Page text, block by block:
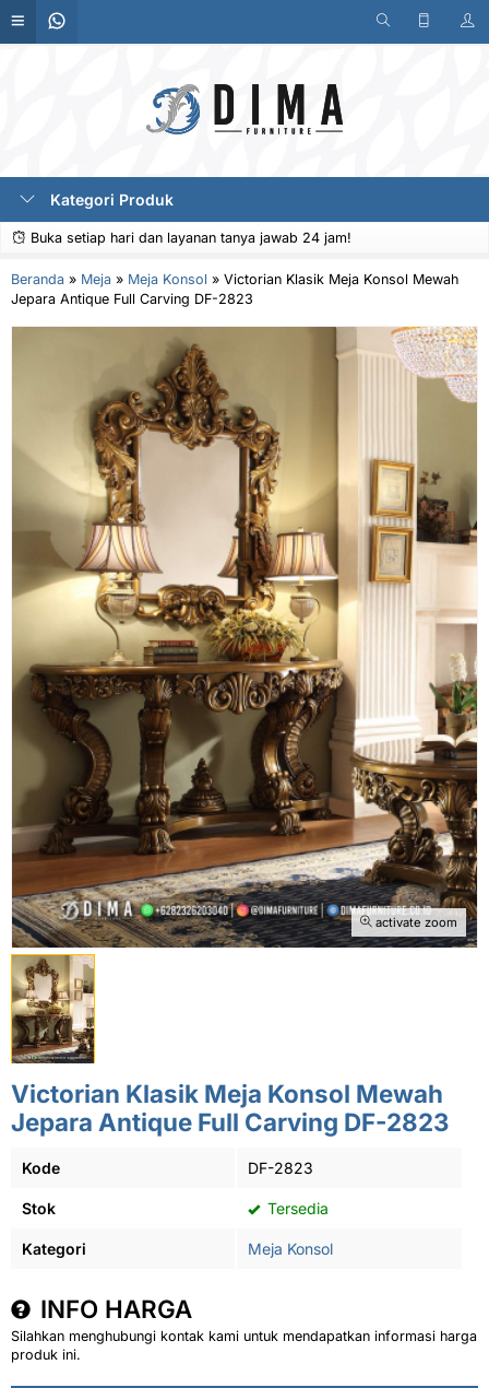
Kategori Produk
Buka setiap hari dan layanan tanya jawab 24 jam!
Beranda » Meja » Meja Konsol » Victorian Klasik Meja Konsol Mewah
Jepara Antique Full Carving DF-2823
activate zoom
Victorian Klasik Meja Konsol Mewah
Jepara Antique Full Carving DF-2823
Kode DF-2823
Stok Tersedia
Kategori Meja Konsol
INFO HARGA
Silahkan menghubungi kontak kami untuk mendapatkan informasi harga
produk ini.